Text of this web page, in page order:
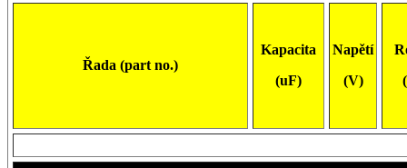
Řada (part no.)
Kapacita
(uF)
Napětí
(V)